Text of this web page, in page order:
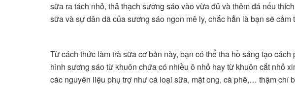
sữa ra tách nhỏ, thả thạch sương sáo vào vừa đủ và thêm đá nếu
sữa và sự dân dã của sương sáo ngon mê ly, chắc hẳn là bạn sẽ cảm
Từ cách thức làm trà sữa cơ bản này, bạn có thể tha hồ sáng tạo
hình sương sáo từ khuôn chứa có nhiều ô nhỏ hay từ khuôn cắt nhỏ
các nguyên liệu phụ trợ như cá loại sữa, mật ong, cà phê,… thậm chí